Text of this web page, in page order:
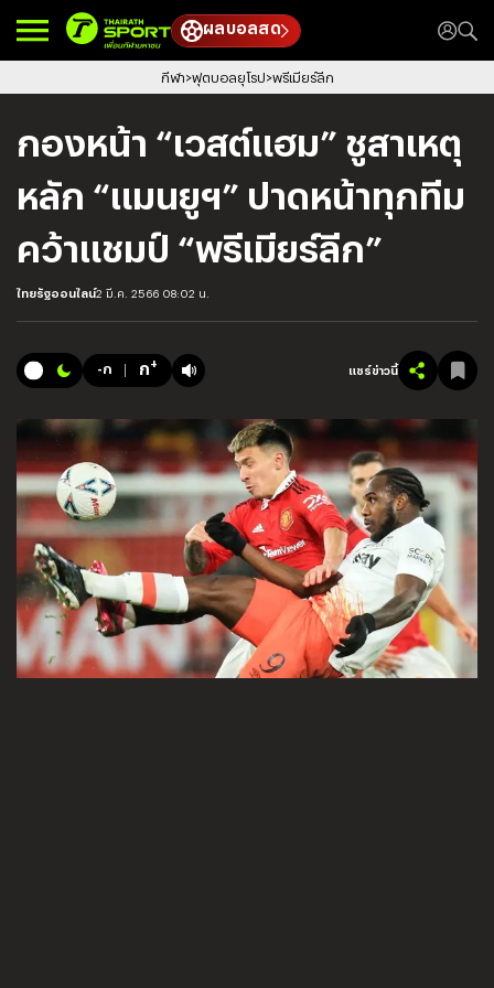
ผลบอลสด
กีฬา ฟุตบอลยุโรป พรีเมียร์ลีก
กองหน้า “เวสต์แฮม” ชูสาเหตุ
หลัก “แมนยูฯ” ปาดหน้าทุกทีม
คว้าแชมป์ “พรีเมียร์ลีก”
ไทยรัฐออนไลน์2 มี.ค. 2566 08:02 น.
-ก ก+ แชร์ข่าวนี้